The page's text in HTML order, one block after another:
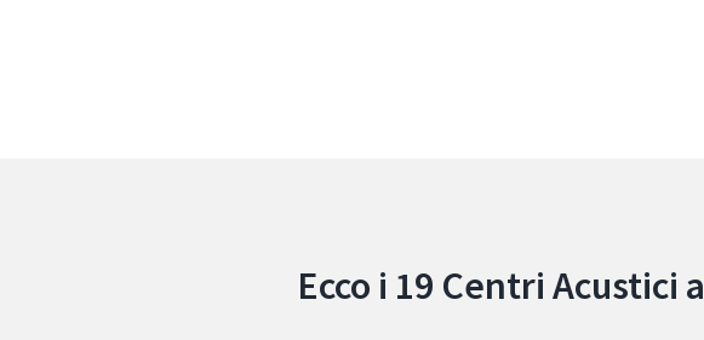
Ecco i 19 Centri Acustici a